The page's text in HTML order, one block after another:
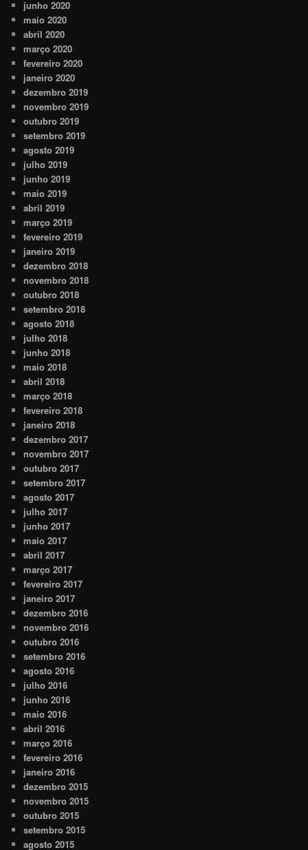
junho 2020
maio 2020
abril 2020
março 2020
fevereiro 2020
janeiro 2020
dezembro 2019
novembro 2019
outubro 2019
setembro 2019
agosto 2019
julho 2019
junho 2019
maio 2019
abril 2019
março 2019
fevereiro 2019
janeiro 2019
dezembro 2018
novembro 2018
outubro 2018
setembro 2018
agosto 2018
julho 2018
junho 2018
maio 2018
abril 2018
março 2018
fevereiro 2018
janeiro 2018
dezembro 2017
novembro 2017
outubro 2017
setembro 2017
agosto 2017
julho 2017
junho 2017
maio 2017
abril 2017
março 2017
fevereiro 2017
janeiro 2017
dezembro 2016
novembro 2016
outubro 2016
setembro 2016
agosto 2016
julho 2016
junho 2016
maio 2016
abril 2016
março 2016
fevereiro 2016
janeiro 2016
dezembro 2015
novembro 2015
outubro 2015
setembro 2015
agosto 2015